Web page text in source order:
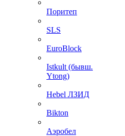
Поритеп
SLS
EuroBlock
Istkult (бывш.
Ytong)
Hebel ЛЗИД
Bikton
Аэробел